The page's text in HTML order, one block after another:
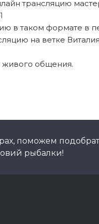
трансляцию
таком формате в
на ветке
живого общения.
поможем
рыбалки!